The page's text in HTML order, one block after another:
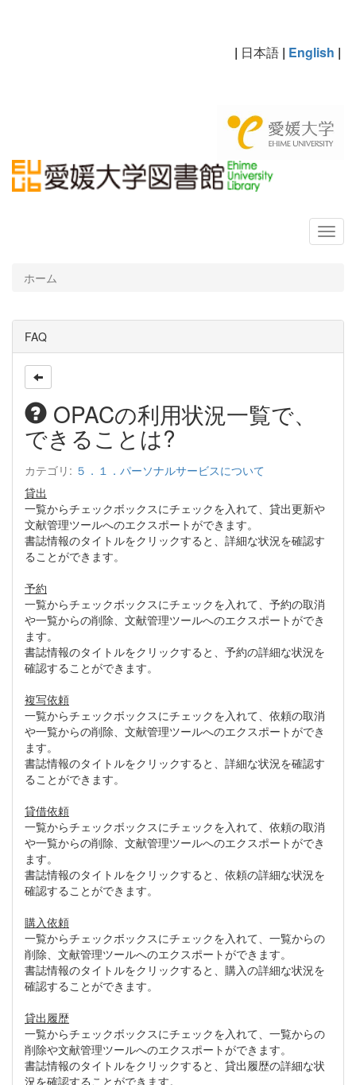
| 日本語 | English |
ホーム
FAQ
OPACの利用状況一覧で、
できることは?
カテゴリ: ５．１．パーソナルサービスについて
貸出
一覧からチェックボックスにチェックを入れて、貸出更新や
文献管理ツールへのエクスポートができます。
書誌情報のタイトルをクリックすると、詳細な状況を確認す
ることができます。
予約
一覧からチェックボックスにチェックを入れて、予約の取消
や一覧からの削除、文献管理ツールへのエクスポートができ
ます。
書誌情報のタイトルをクリックすると、予約の詳細な状況を
確認することができます。
複写依頼
一覧からチェックボックスにチェックを入れて、依頼の取消
や一覧からの削除、文献管理ツールへのエクスポートができ
ます。
書誌情報のタイトルをクリックすると、詳細な状況を確認す
ることができます。
貸借依頼
一覧からチェックボックスにチェックを入れて、依頼の取消
や一覧からの削除、文献管理ツールへのエクスポートができ
ます。
書誌情報のタイトルをクリックすると、依頼の詳細な状況を
確認することができます。
購入依頼
一覧からチェックボックスにチェックを入れて、一覧からの
削除、文献管理ツールへのエクスポートができます。
書誌情報のタイトルをクリックすると、購入の詳細な状況を
確認することができます。
貸出履歴
一覧からチェックボックスにチェックを入れて、一覧からの
削除や文献管理ツールへのエクスポートができます。
書誌情報のタイトルをクリックすると、貸出履歴の詳細な状
況を確認することができます。